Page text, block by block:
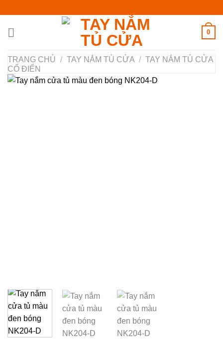
nội
0
TRANG CHỦ / TAY NẮM TỦ CỬA / TAY NẮM TỦ CỬA
CỔ ĐIỂN